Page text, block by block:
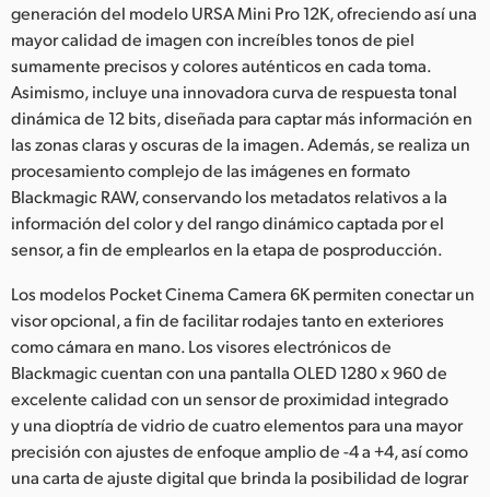
generación del modelo URSA Mini Pro 12K, ofreciendo así una
mayor calidad de imagen con increíbles tonos de piel
sumamente precisos y colores auténticos en cada toma.
Asimismo, incluye una innovadora curva de respuesta tonal
dinámica de 12 bits, diseñada para captar más información en
las zonas claras y oscuras de la imagen. Además, se realiza un
procesamiento complejo de las imágenes en formato
Blackmagic RAW, conservando los metadatos relativos a la
información del color y del rango dinámico captada por el
sensor, a fin de emplearlos en la etapa de posproducción.
Los modelos Pocket Cinema Camera 6K permiten conectar un
visor opcional, a fin de facilitar rodajes tanto en exteriores
como cámara en mano. Los visores electrónicos de
Blackmagic cuentan con una pantalla OLED 1280 x 960 de
excelente calidad con un sensor de proximidad integrado
y una dioptría de vidrio de cuatro elementos para una mayor
precisión con ajustes de enfoque amplio de -4 a +4, así como
una carta de ajuste digital que brinda la posibilidad de lograr